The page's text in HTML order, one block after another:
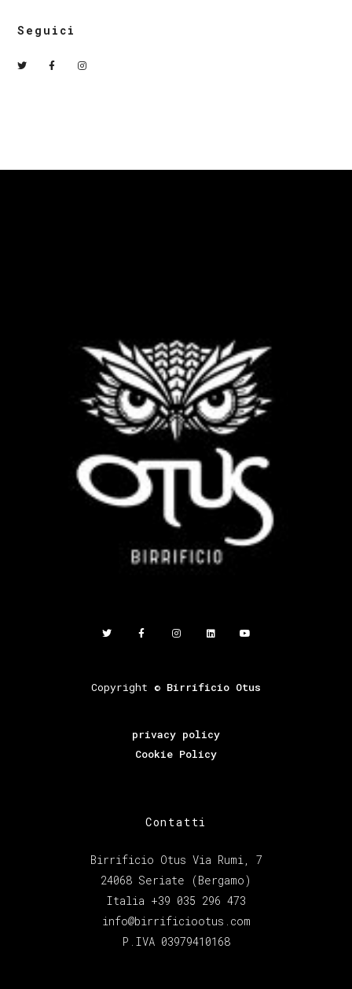
Seguici
Copyright © Birrificio Otus
privacy policy
Cookie Policy
Contatti
Birrificio Otus Via Rumi, 7
24068 Seriate (Bergamo)
Italia +39 035 296 473
info@birrificiootus.com
P.IVA 03979410168